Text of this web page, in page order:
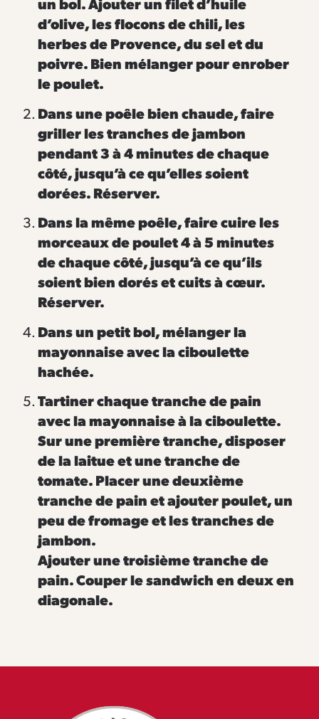
un bol. Ajouter un filet d’huile
d’olive, les flocons de chili, les
herbes de Provence, du sel et du
poivre. Bien mélanger pour enrober
le poulet.
Dans une poêle bien chaude, faire
griller les tranches de jambon
pendant 3 à 4 minutes de chaque
côté, jusqu’à ce qu’elles soient
dorées. Réserver.
Dans la même poêle, faire cuire les
morceaux de poulet 4 à 5 minutes
de chaque côté, jusqu’à ce qu’ils
soient bien dorés et cuits à cœur.
Réserver.
Dans un petit bol, mélanger la
mayonnaise avec la ciboulette
hachée.
Tartiner chaque tranche de pain
avec la mayonnaise à la ciboulette.
Sur une première tranche, disposer
de la laitue et une tranche de
tomate. Placer une deuxième
tranche de pain et ajouter poulet, un
peu de fromage et les tranches de
jambon.
Ajouter une troisième tranche de
pain. Couper le sandwich en deux en
diagonale.